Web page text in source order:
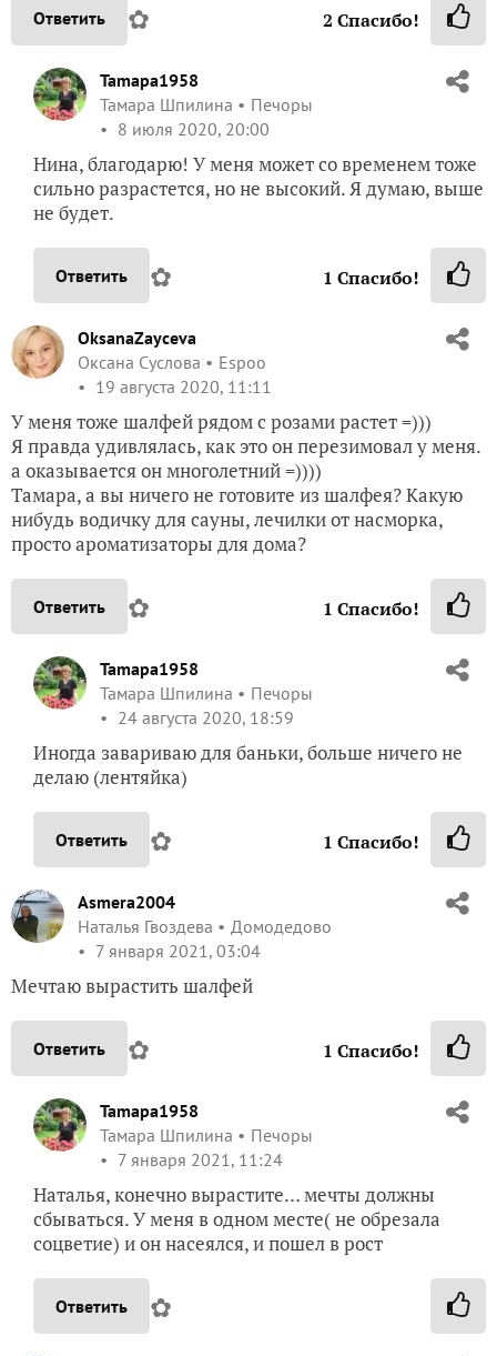
Ответить ✿ 2 Спасибо!
Tamapa1958
Тамара Шпилина
Печоры
8 июля 2020, 20:00
Нина, благодарю! У меня может со временем тоже
сильно разрастется, но не высокий. Я думаю, выше
не будет.
Ответить ✿ 1 Спасибо!
OksanaZayceva
Оксана Суслова
Espoo
19 августа 2020, 11:11
У меня тоже шалфей рядом с розами растет =)))
Я правда удивлялась, как это он перезимовал у меня.
а оказывается он многолетний =))))
Тамара, а вы ничего не готовите из шалфея? Какую
нибудь водичку для сауны, лечилки от насморка,
просто ароматизаторы для дома?
Ответить ✿ 1 Спасибо!
Tamapa1958
Тамара Шпилина
Печоры
24 августа 2020, 18:59
Иногда завариваю для баньки, больше ничего не
делаю (лентяйка)
Ответить ✿ 1 Спасибо!
Asmera2004
Наталья Гвоздева
Домодедово
7 января 2021, 03:04
Мечтаю вырастить шалфей
Ответить ✿ 1 Спасибо!
Tamapa1958
Тамара Шпилина
Печоры
7 января 2021, 11:24
Наталья, конечно вырастите… мечты должны
сбываться. У меня в одном месте( не обрезала
соцветие) и он насеялся, и пошел в рост
Ответить ✿